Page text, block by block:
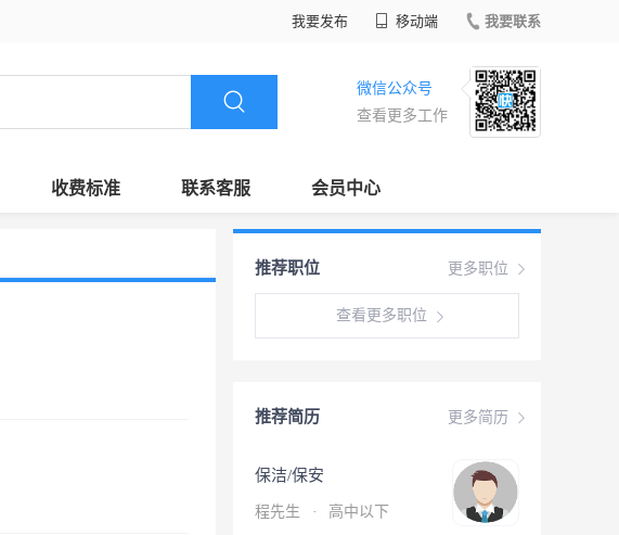
我要发布 移动端 我要联系
微信公众号
查看更多工作
收费标准 联系客服 会员中心
更多职位
推荐职位
查看更多职位
更多简历
推荐简历
保洁/保安
程先生 · 高中以下